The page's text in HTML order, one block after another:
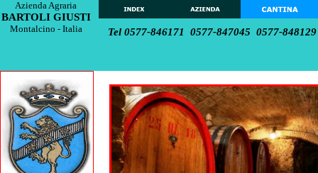
Azienda Agraria
BARTOLI GIUSTI
Montalcino - Italia Tel 0577-846171 0577-847045 0577-